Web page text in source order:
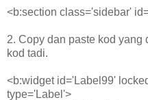
<b:section class='sidebar'
2. Copy dan paste kod
kod tadi.
<b:widget id='Label99'
type='Label'>